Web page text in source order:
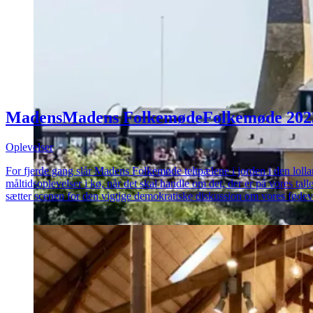
MadensMadens FolkemødeFolkemøde
Oplevelser
For fjerde gang slår Madens Folkemøde teltpælene i jorden i den
måltidsoplevelser i kø, når det skal handle om det, der er på vores
sætter scenen for den vigtige demokratiske diskussion om vores